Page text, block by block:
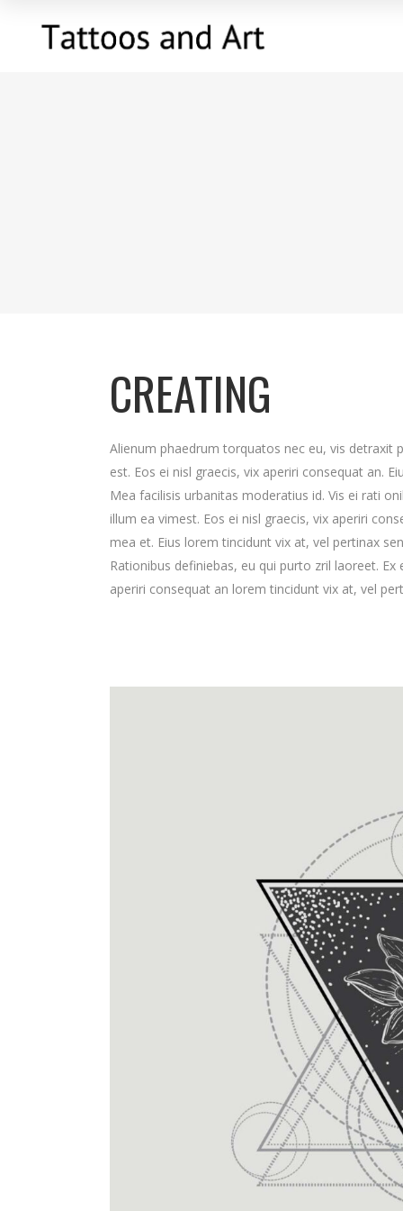
CREATING
Alienum phaedrum torquatos nec eu, vis detraxit
est. Eos ei nisl graecis, vix aperiri consequat an.
Mea facilisis urbanitas moderatius id. Vis ei rati
illum ea vimest. Eos ei nisl graecis, vix aperiri
mea et. Eius lorem tincidunt vix at, vel pertinax
Rationibus definiebas, eu qui purto zril laoreet.
aperiri consequat an lorem tincidunt vix at, vel